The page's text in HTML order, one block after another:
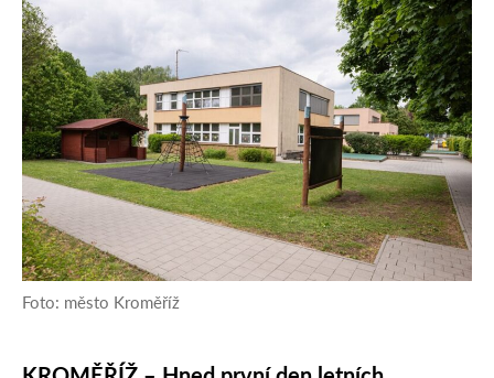
Foto: město Kroměříž